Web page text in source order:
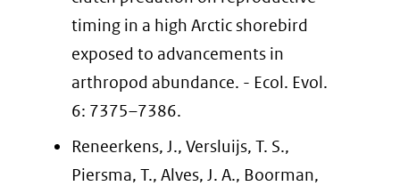
timing in a high Arctic shorebird
exposed to advancements in
arthropod abundance. - Ecol. Evol.
6: 7375–7386.
Reneerkens, J., Versluijs, T. S.,
Piersma, T., Alves, J. A., Boorman,